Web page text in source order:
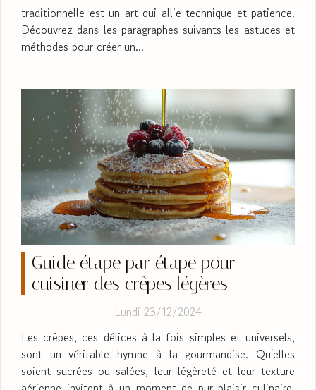
traditionnelle est un art qui allie technique et patience.
Découvrez dans les paragraphes suivants les astuces et
méthodes pour créer un...
Guide étape par étape pour
cuisiner des crêpes légères
Lundi 23/12/2024
Les crêpes, ces délices à la fois simples et universels,
sont un véritable hymne à la gourmandise. Qu'elles
soient sucrées ou salées, leur légèreté et leur texture